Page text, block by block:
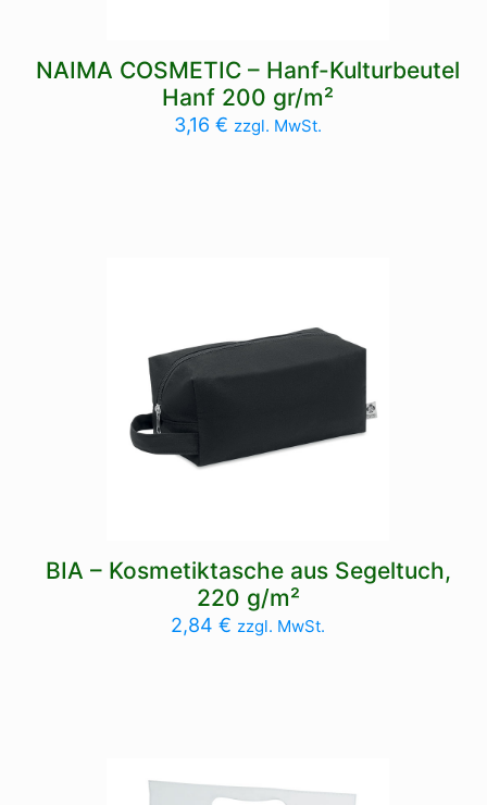
NAIMA COSMETIC – Hanf-Kulturbeutel
Hanf 200 gr/m²
3,16€ zzgl. MwSt.
BIA – Kosmetiktasche aus Segeltuch,
220 g/m²
2,84€ zzgl. MwSt.